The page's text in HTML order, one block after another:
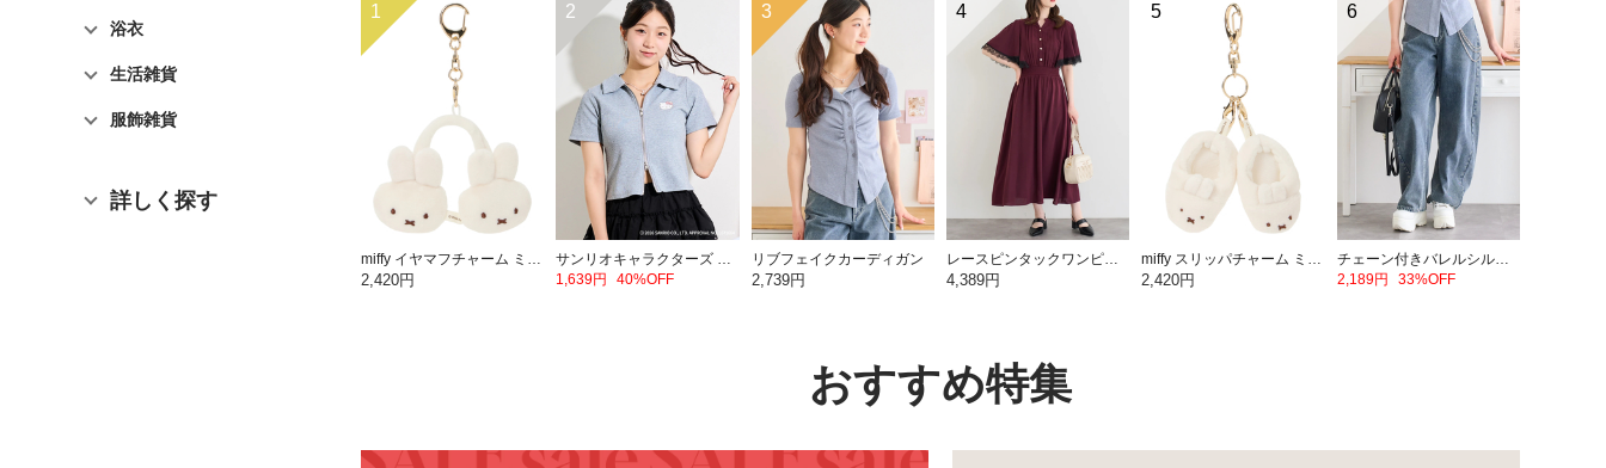
浴衣
生活雑貨
服飾雑貨
詳しく探す
1
miffy イヤマフチャーム ミッフィー【ミッフィー】
2,420円
2
サンリオキャラクターズ ダブルZIPラメトップス
1,639円
40%OFF
3
リブフェイクカーディガン
2,739円
4
レースピンタックワンピース
4,389円
5
miffy スリッパチャーム ミッフィー【ミッフィー】
2,420円
6
チェーン付きバレルシルエットデニムパンツ
2,189円
33%OFF
おすすめ特集